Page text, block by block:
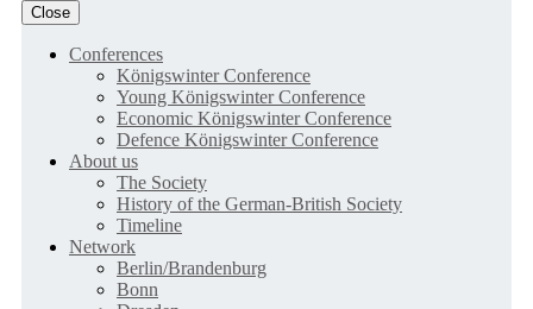
Close
Conferences
Königswinter Conference
Young Königswinter Conference
Economic Königswinter Conference
Defence Königswinter Conference
About us
The Society
History of the German-British Society
Timeline
Network
Berlin/Brandenburg
Bonn